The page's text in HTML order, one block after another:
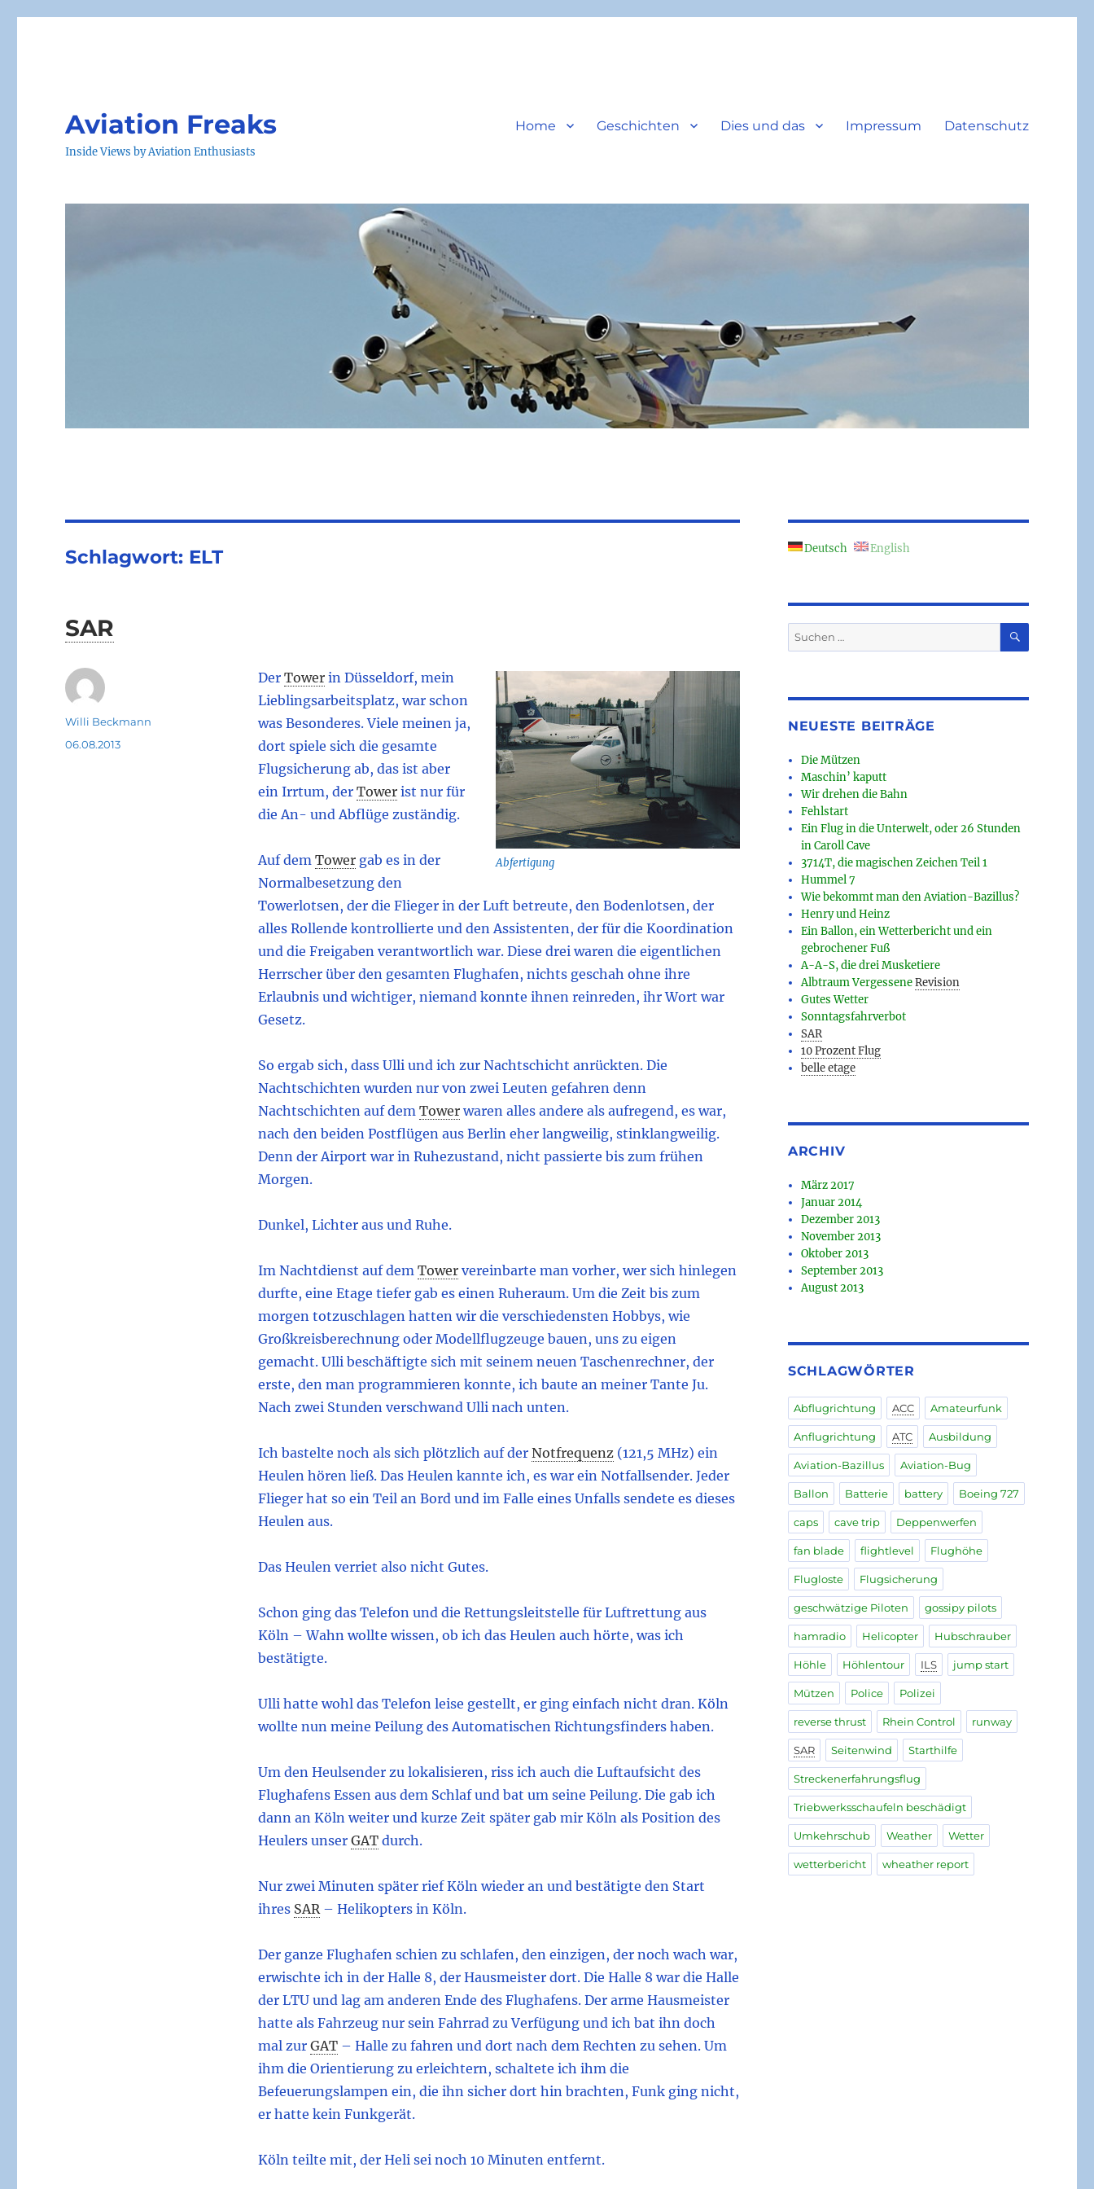
Aviation Freaks
Inside Views by Aviation Enthusiasts
Home Geschichten Dies und das Impressum Datenschutz
Schlagwort: ELT
SAR
Abfertigung
Der Tower in Düsseldorf, mein
Lieblingsarbeitsplatz, war schon
was Besonderes. Viele meinen ja,
dort spiele sich die gesamte
Flugsicherung ab, das ist aber
ein Irrtum, der Tower ist nur für
die An- und Abflüge zuständig.
Auf dem Tower gab es in der
Normalbesetzung den
Towerlotsen, der die Flieger in der Luft betreute, den Bodenlotsen, der
alles Rollende kontrollierte und den Assistenten, der für die Koordination
und die Freigaben verantwortlich war. Diese drei waren die eigentlichen
Herrscher über den gesamten Flughafen, nichts geschah ohne ihre
Erlaubnis und wichtiger, niemand konnte ihnen reinreden, ihr Wort war
Gesetz.
So ergab sich, dass Ulli und ich zur Nachtschicht anrückten. Die
Nachtschichten wurden nur von zwei Leuten gefahren denn
Nachtschichten auf dem Tower waren alles andere als aufregend, es war,
nach den beiden Postflügen aus Berlin eher langweilig, stinklangweilig.
Denn der Airport war in Ruhezustand, nicht passierte bis zum frühen
Morgen.
Dunkel, Lichter aus und Ruhe.
Im Nachtdienst auf dem Tower vereinbarte man vorher, wer sich hinlegen
durfte, eine Etage tiefer gab es einen Ruheraum. Um die Zeit bis zum
morgen totzuschlagen hatten wir die verschiedensten Hobbys, wie
Großkreisberechnung oder Modellflugzeuge bauen, uns zu eigen
gemacht. Ulli beschäftigte sich mit seinem neuen Taschenrechner, der
erste, den man programmieren konnte, ich baute an meiner Tante Ju.
Nach zwei Stunden verschwand Ulli nach unten.
Ich bastelte noch als sich plötzlich auf der Notfrequenz (121,5 MHz) ein
Heulen hören ließ. Das Heulen kannte ich, es war ein Notfallsender. Jeder
Flieger hat so ein Teil an Bord und im Falle eines Unfalls sendete es dieses
Heulen aus.
Das Heulen verriet also nicht Gutes.
Schon ging das Telefon und die Rettungsleitstelle für Luftrettung aus
Köln – Wahn wollte wissen, ob ich das Heulen auch hörte, was ich
bestätigte.
Ulli hatte wohl das Telefon leise gestellt, er ging einfach nicht dran. Köln
wollte nun meine Peilung des Automatischen Richtungsfinders haben.
Um den Heulsender zu lokalisieren, riss ich auch die Luftaufsicht des
Flughafens Essen aus dem Schlaf und bat um seine Peilung. Die gab ich
dann an Köln weiter und kurze Zeit später gab mir Köln als Position des
Heulers unser GAT durch.
Nur zwei Minuten später rief Köln wieder an und bestätigte den Start
ihres SAR – Helikopters in Köln.
Der ganze Flughafen schien zu schlafen, den einzigen, der noch wach war,
erwischte ich in der Halle 8, der Hausmeister dort. Die Halle 8 war die Halle
der LTU und lag am anderen Ende des Flughafens. Der arme Hausmeister
hatte als Fahrzeug nur sein Fahrrad zu Verfügung und ich bat ihn doch
mal zur GAT – Halle zu fahren und dort nach dem Rechten zu sehen. Um
ihm die Orientierung zu erleichtern, schaltete ich ihm die
Befeuerungslampen ein, die ihn sicher dort hin brachten, Funk ging nicht,
er hatte kein Funkgerät.
Köln teilte mit, der Heli sei noch 10 Minuten entfernt.
Autor
Willi Beckmann
Veröffentlicht
06.08.2013
Deutsch English
Suchen
nach:
SUCHEN
NEUESTE BEITRÄGE
Die Mützen
Maschin’ kaputt
Wir drehen die Bahn
Fehlstart
Ein Flug in die Unterwelt, oder 26 Stunden
in Caroll Cave
3714T, die magischen Zeichen Teil 1
Hummel 7
Wie bekommt man den Aviation-Bazillus?
Henry und Heinz
Ein Ballon, ein Wetterbericht und ein
gebrochener Fuß
A-A-S, die drei Musketiere
Albtraum VergesseneRevision
Gutes Wetter
Sonntagsfahrverbot
SAR
10 Prozent Flug
belle etage
ARCHIV
März 2017
Januar 2014
Dezember 2013
November 2013
Oktober 2013
September 2013
August 2013
SCHLAGWÖRTER
Abflugrichtung ACC Amateurfunk
Anflugrichtung ATC Ausbildung
Aviation-Bazillus Aviation-Bug
Ballon Batterie battery Boeing 727
caps cave trip Deppenwerfen
fan blade flightlevel Flughöhe
Flugloste Flugsicherung
geschwätzige Piloten gossipy pilots
hamradio Helicopter Hubschrauber
Höhle Höhlentour ILS jump start
Mützen Police Polizei
reverse thrust Rhein Control runway
SAR Seitenwind Starthilfe
Streckenerfahrungsflug
Triebwerksschaufeln beschädigt
Umkehrschub Weather Wetter
wetterbericht wheather report